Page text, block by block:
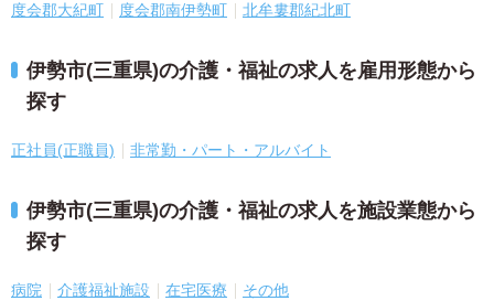
度会郡大紀町
度会郡南伊勢町 北牟婁郡紀北町
伊勢市(三重県)の介護・福祉の求人を雇用形態から
探す
正社員(正職員) 非常勤・パート・アルバイト
伊勢市(三重県)の介護・福祉の求人を施設業態から
探す
病院 介護福祉施設 在宅医療 その他